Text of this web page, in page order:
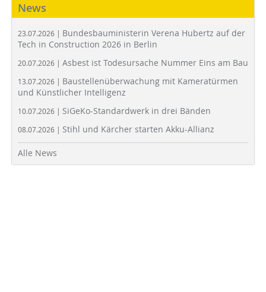
News
23.07.2026 | Bundesbauministerin Verena Hubertz auf der
Tech in Construction 2026 in Berlin
20.07.2026 | Asbest ist Todesursache Nummer Eins am Bau
13.07.2026 | Baustellenüberwachung mit Kameratürmen
und Künstlicher Intelligenz
10.07.2026 | SiGeKo-Standardwerk in drei Bänden
08.07.2026 | Stihl und Kärcher starten Akku-Allianz
Alle News